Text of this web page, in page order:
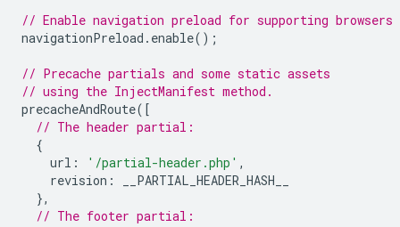
// Enable navigation preload for supporting browsers
navigationPreload . enable();
// Precache partials and some static assets
// using the InjectManifest method.
precacheAndRoute([
// The header partial:
{
url : '/partial-header.php' ,
revision :
__PARTIAL_HEADER_HASH__
},
// The footer partial: